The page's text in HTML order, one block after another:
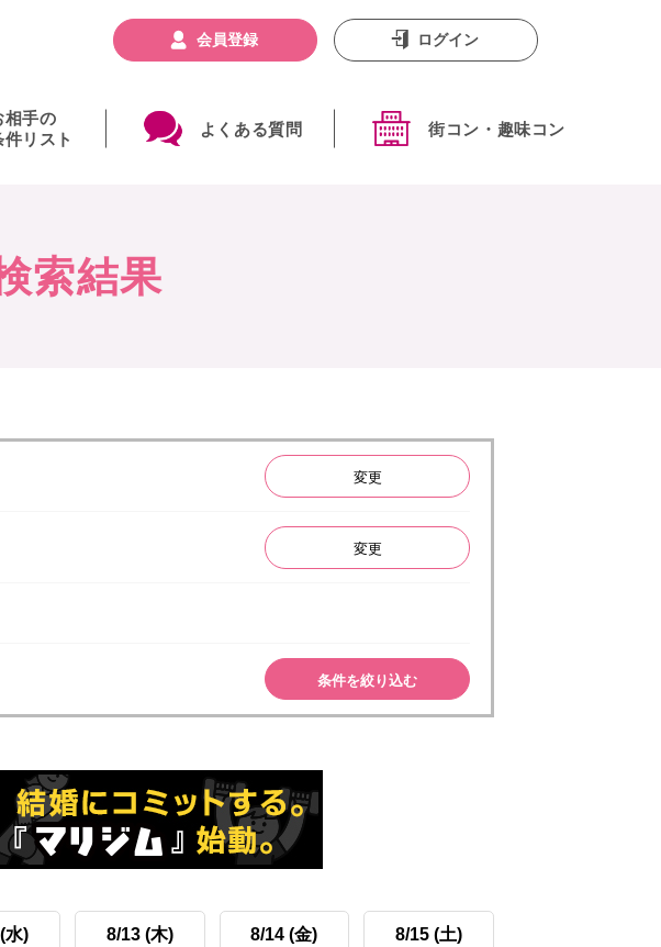
相手の
件リスト
よくある質問 街コン・趣味コン
会員登録 ログイン
索結果
変更
変更
条件を絞り込む
水) 8/13 (木) 8/14 (金) 8/15 (土)